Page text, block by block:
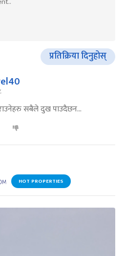
प्रतिक्रिया दिनुहोस्
सबैले दुख पाउदैछन...
HOT PROPERTIES